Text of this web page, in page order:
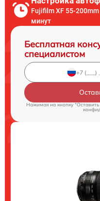
Fujifilm XF 55-200mm
минут
Бесплатная
специалистом
Нажимая на кнопку